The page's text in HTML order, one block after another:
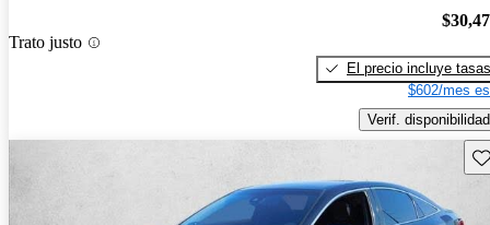
Trato justo
El precio incluye tasas
$602/mes
Verif. disponibilidad